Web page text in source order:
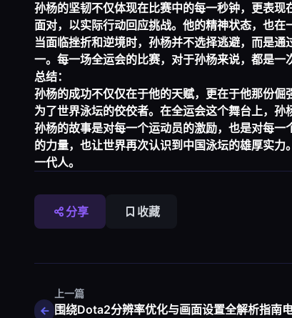
孙杨的坚韧不仅体现在比赛中的每一秒钟，更表
面对，以实际行动回应挑战。他的精神状态，也在
当面临挫折和逆境时，孙杨并不选择逃避，而是
一。每一场全运会的比赛，对于孙杨来说，都是一
总结：
孙杨的成功不仅仅在于他的天赋，更在于他那份
为了世界泳坛的佼佼者。在全运会这个舞台上，孙
孙杨的故事是对每一个运动员的激励，也是对每
的力量，也让世界再次认识到中国泳坛的雄厚实
一代人。
分享 收藏
上一篇
围绕Dota2分辨率优化与画面设置全解析指南